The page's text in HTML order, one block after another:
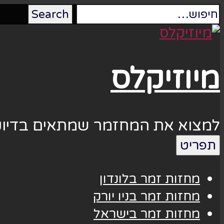
מיוזיקלס
למצוא את המחזמר שמתאים
תפריט
מחזות זמר בלונדון
מחזות זמר בניו יורק
מחזות זמר בישראל